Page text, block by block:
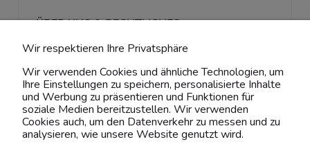
ÜBER UNS & RECHTLICHES
MEIN ACCOUNT
BELIEBTE KATEGORIEN
Wir respektieren Ihre Privatsphäre
Wir verwenden Cookies und ähnliche Technologien, um
Ihre Einstellungen zu speichern, personalisierte Inhalte
und Werbung zu präsentieren und Funktionen für
soziale Medien bereitzustellen. Wir verwenden
Cookies auch, um den Datenverkehr zu messen und zu
analysieren, wie unsere Website genutzt wird.